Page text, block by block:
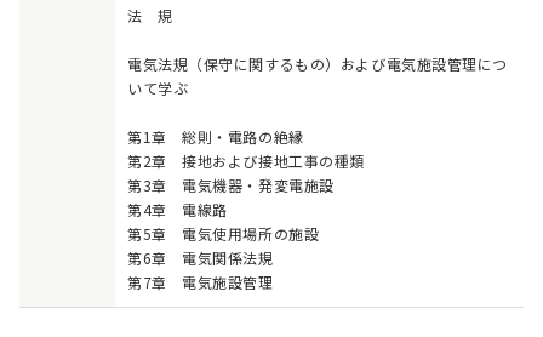
法 規
電気法規（保守に関するもの）および電気施設管理につ
いて学ぶ
第1章 総則・電路の絶縁
第2章 接地および接地工事の種類
第3章 電気機器・発変電施設
第4章 電線路
第5章 電気使用場所の施設
第6章 電気関係法規
第7章 電気施設管理